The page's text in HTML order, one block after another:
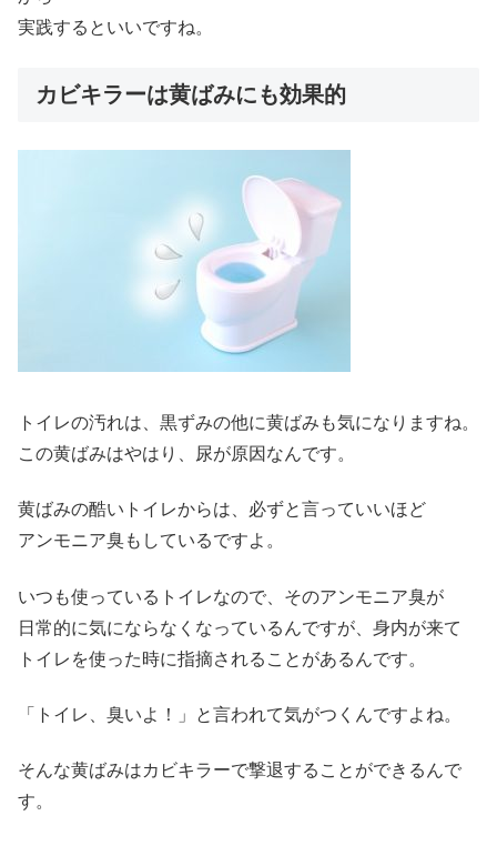
実践するといいですね。
カビキラーは黄ばみにも効果的
トイレの汚れは、黒ずみの他に黄ばみも気になりますね。
この黄ばみはやはり、尿が原因なんです。
黄ばみの酷いトイレからは、必ずと言っていいほど
アンモニア臭もしているですよ。
いつも使っているトイレなので、そのアンモニア臭が
日常的に気にならなくなっているんですが、身内が来て
トイレを使った時に指摘されることがあるんです。
「トイレ、臭いよ！」と言われて気がつくんですよね。
そんな黄ばみはカビキラーで撃退することができるんで
す。